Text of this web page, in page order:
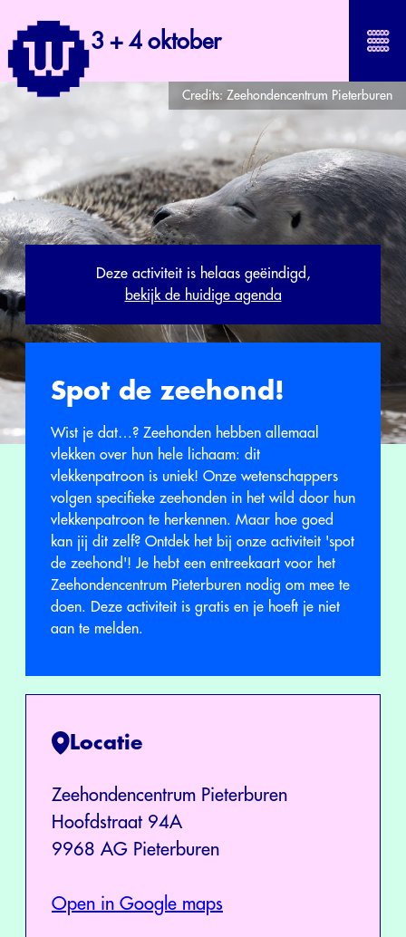
3 + 4 oktober
Credits: Zeehondencentrum Pieterburen
Deze activiteit is helaas geëindigd,
bekijk de huidige agenda
Spot de zeehond!
Wist je dat…? Zeehonden hebben allemaal
vlekken over hun hele lichaam: dit
vlekkenpatroon is uniek! Onze wetenschappers
volgen specifieke zeehonden in het wild door hun
vlekkenpatroon te herkennen. Maar hoe goed
kan jij dit zelf? Ontdek het bij onze activiteit 'spot
de zeehond'! Je hebt een entreekaart voor het
Zeehondencentrum Pieterburen nodig om mee te
doen. Deze activiteit is gratis en je hoeft je niet
aan te melden.
Locatie
Zeehondencentrum Pieterburen
Hoofdstraat 94A
9968 AG Pieterburen
Open in Google maps